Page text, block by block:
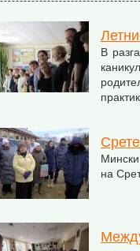
В
на